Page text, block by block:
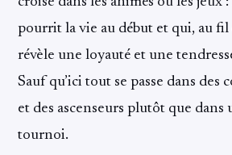
pourrit la vie au début et qui, au
révèle une loyauté et une
Sauf qu’ici tout se passe dans des
et des ascenseurs plutôt que
tournoi.